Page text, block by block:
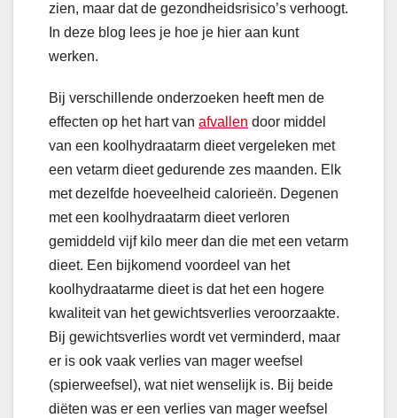
zien, maar dat de gezondheidsrisico’s verhoogt.
In deze blog lees je hoe je hier aan kunt
werken.
Bij verschillende onderzoeken heeft men de
effecten op het hart van afvallen door middel
van een koolhydraatarm dieet vergeleken met
een vetarm dieet gedurende zes maanden. Elk
met dezelfde hoeveelheid calorieën. Degenen
met een koolhydraatarm dieet verloren
gemiddeld vijf kilo meer dan die met een vetarm
dieet. Een bijkomend voordeel van het
koolhydraatarme dieet is dat het een hogere
kwaliteit van het gewichtsverlies veroorzaakte.
Bij gewichtsverlies wordt vet verminderd, maar
er is ook vaak verlies van mager weefsel
(spierweefsel), wat niet wenselijk is. Bij beide
diëten was er een verlies van mager weefsel